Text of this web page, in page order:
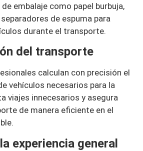
embalaje como papel burbuja,
de espuma para
durante el transporte.
del transporte
calculan con precisión el
vehículos necesarios para la
viajes innecesarios y asegura
de manera eficiente en el
experiencia general